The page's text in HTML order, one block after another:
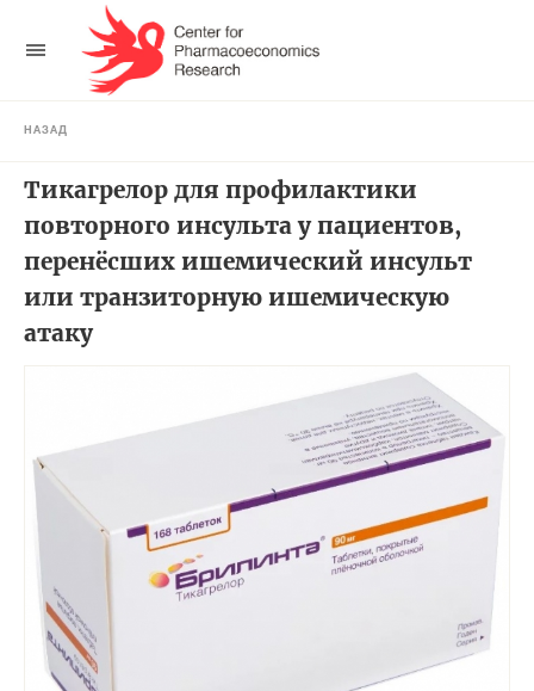
НАЗАД
Тикагрелор для профилактики
повторного инсульта у пациентов,
перенёсших ишемический инсульт
или транзиторную ишемическую
атаку